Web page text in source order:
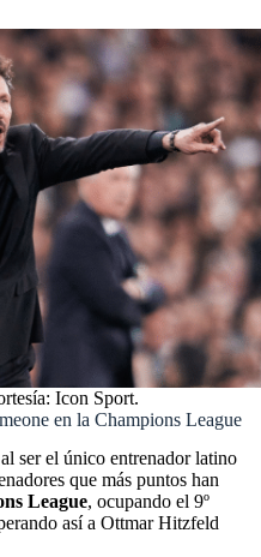
Icon Sport.
en la Champions League
ser el único entrenador latino
que más puntos han
League, ocupando el 9º
así a Ottmar Hitzfeld